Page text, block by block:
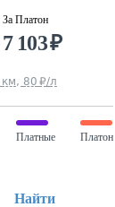
За Платон
7 103₽
км, 80 ₽/л
Платные Платон
Найти